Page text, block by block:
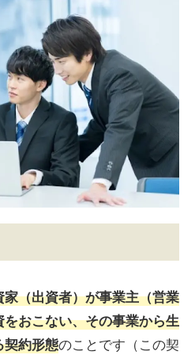
家（出資者）が事業主（営業
おこない、その事業から生
契約形態のことです（この契